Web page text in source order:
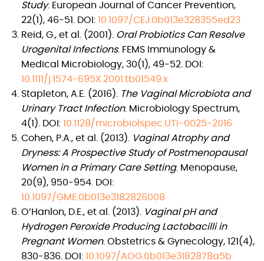
Study. European Journal of Cancer Prevention,
22(1), 46-51. DOI: 10.1097/CEJ.0b013e328355ed23
Reid, G., et al. (2001).
Oral Probiotics Can Resolve
Urogenital Infections. FEMS Immunology &
Medical Microbiology, 30(1), 49-52. DOI:
10.1111/j.1574-695X.2001.tb01549.x
Stapleton, A.E. (2016).
The Vaginal Microbiota and
Urinary Tract Infection. Microbiology Spectrum,
4(1). DOI: 10.1128/microbiolspec.UTI-0025-2016
Cohen, P.A., et al. (2013).
Vaginal Atrophy and
Dryness: A Prospective Study of Postmenopausal
Women in a Primary Care Setting. Menopause,
20(9), 950-954. DOI:
10.1097/GME.0b013e3182826008
O’Hanlon, D.E., et al. (2013).
Vaginal pH and
Hydrogen Peroxide Producing Lactobacilli in
Pregnant Women. Obstetrics & Gynecology, 121(4),
830-836. DOI: 10.1097/AOG.0b013e3182878a5b